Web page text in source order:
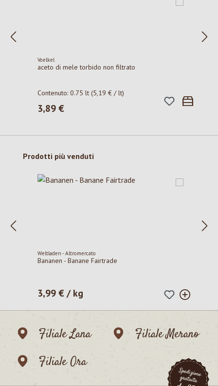
Voelkel
aceto di mele torbido non filtrato
Contenuto:0.75 lt(5,19 € / lt)
Prezzo normale:
3,89 €
Salta la galleria dei prodotti
Prodotti più venduti
Weltladen - Altromercato
Bananen - Banane Fairtrade
Prezzo normale:
3,99 € / kg
Filiale Lana
Filiale Merano
Filiale Ora